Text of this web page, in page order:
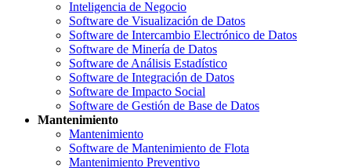
Inteligencia de Negocio
Software de Visualización de Datos
Software de Intercambio Electrónico de Datos
Software de Minería de Datos
Software de Análisis Estadístico
Software de Integración de Datos
Software de Impacto Social
Software de Gestión de Base de Datos
Mantenimiento
Mantenimiento
Software de Mantenimiento de Flota
Mantenimiento Preventivo